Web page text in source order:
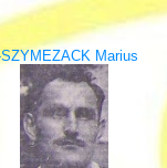
Marius